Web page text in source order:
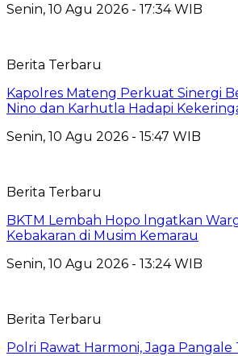
Senin, 10 Agu 2026 - 17:34 WIB
Berita Terbaru
Kapolres Mateng Perkuat Sinergi
Nino dan Karhutla Hadapi
Senin, 10 Agu 2026 - 15:47 WIB
Berita Terbaru
BKTM Lembah Hopo lngatkan
Kebakaran di Musim Kemarau
Senin, 10 Agu 2026 - 13:24 WIB
Berita Terbaru
Polri Rawat Harmoni, Jaga Pangale